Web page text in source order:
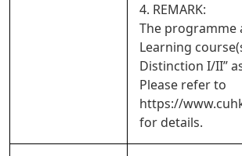
4. REMARK:
The programme
Learning
Distinction I/II”
Please refer to
https://
for details.